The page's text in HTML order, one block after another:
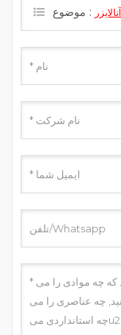
موضوع :